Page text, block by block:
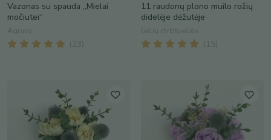
Vazonas su spauda „Mielai
močiutei“
Agrava
( 23
11 raudonų plono muilo rožių
didelėje dėžutėje
Gėlių dirbtuvėlės
( 15